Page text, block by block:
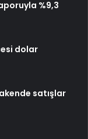
%9,3
dolar
satışlar